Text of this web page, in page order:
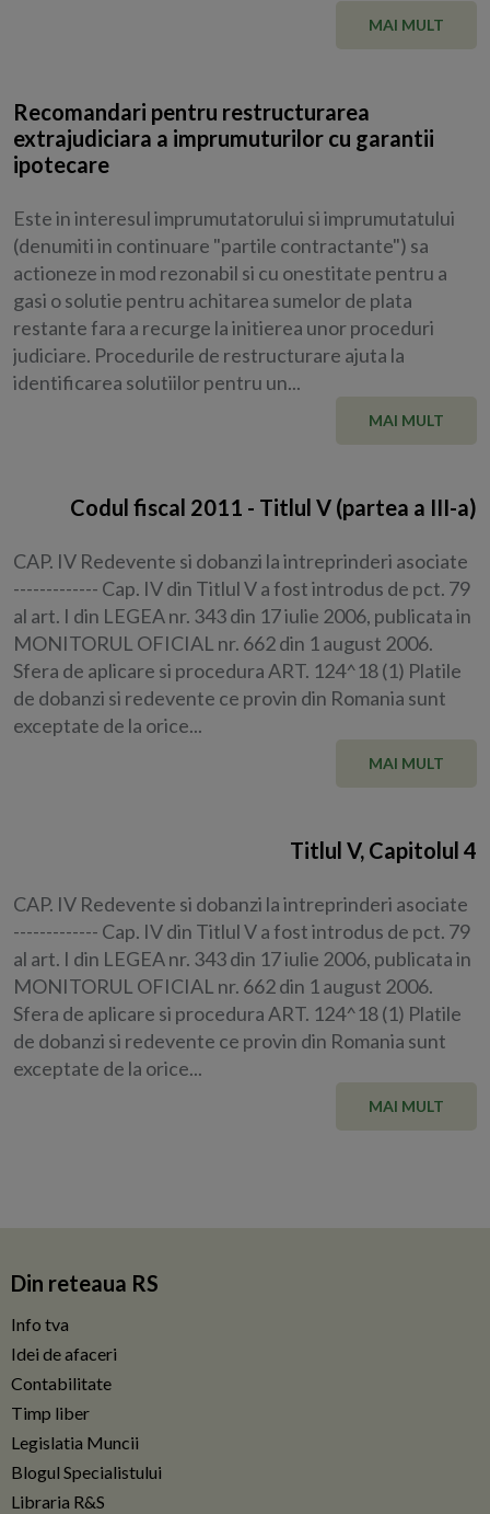
MAI MULT
Recomandari pentru restructurarea
extrajudiciara a imprumuturilor cu garantii
ipotecare
Este in interesul imprumutatorului si imprumutatului
(denumiti in continuare "partile contractante") sa
actioneze in mod rezonabil si cu onestitate pentru a
gasi o solutie pentru achitarea sumelor de plata
restante fara a recurge la initierea unor proceduri
judiciare. Procedurile de restructurare ajuta la
identificarea solutiilor pentru un...
MAI MULT
Codul fiscal 2011 - Titlul V (partea a III-a)
CAP. IV Redevente si dobanzi la intreprinderi asociate
------------- Cap. IV din Titlul V a fost introdus de pct. 79
al art. I din LEGEA nr. 343 din 17 iulie 2006, publicata in
MONITORUL OFICIAL nr. 662 din 1 august 2006.
Sfera de aplicare si procedura ART. 124^18 (1) Platile
de dobanzi si redevente ce provin din Romania sunt
exceptate de la orice...
MAI MULT
Titlul V, Capitolul 4
CAP. IV Redevente si dobanzi la intreprinderi asociate
------------- Cap. IV din Titlul V a fost introdus de pct. 79
al art. I din LEGEA nr. 343 din 17 iulie 2006, publicata in
MONITORUL OFICIAL nr. 662 din 1 august 2006.
Sfera de aplicare si procedura ART. 124^18 (1) Platile
de dobanzi si redevente ce provin din Romania sunt
exceptate de la orice...
MAI MULT
Din reteaua RS
Info tva
Idei de afaceri
Contabilitate
Timp liber
Legislatia Muncii
Blogul Specialistului
Libraria R&S